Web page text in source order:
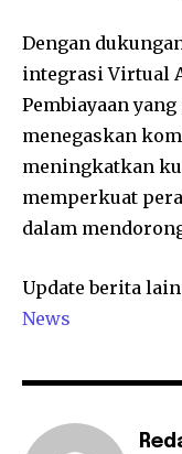
Dengan
integrasi Virtual
Pembiayaan
menegaskan
meningkatkan
memperkuat
dalam
Update berita
News